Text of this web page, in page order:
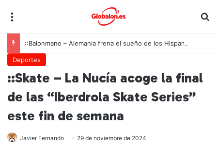
Deportes
::Skate – La Nucía acoge la final
de las “Iberdrola Skate Series”
este fin de semana
Javier Fernando 29 de noviembre de 2024